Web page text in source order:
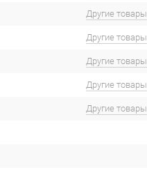
Другие товары
Другие товары
Другие товары
Другие товары
Другие товары